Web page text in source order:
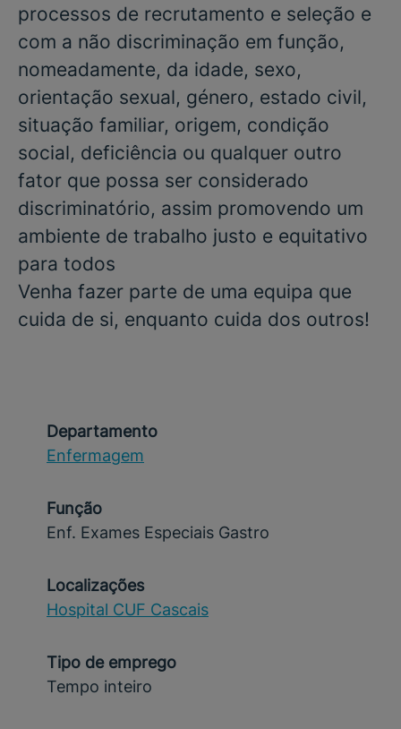
processos de recrutamento e seleção e
com a não discriminação em função,
nomeadamente, da idade, sexo,
orientação sexual, género, estado civil,
situação familiar, origem, condição
social, deficiência ou qualquer outro
fator que possa ser considerado
discriminatório, assim promovendo um
ambiente de trabalho justo e equitativo
para todos
Venha fazer parte de uma equipa que
cuida de si, enquanto cuida dos outros!
Departamento
Enfermagem
Função
Enf. Exames Especiais Gastro
Localizações
Hospital CUF Cascais
Tipo de emprego
Tempo inteiro